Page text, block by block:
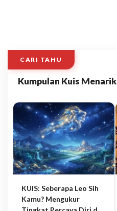
CARI TAHU
Kumpulan Kuis Menarik
KUIS: Seberapa Leo Sih
Kamu? Mengukur